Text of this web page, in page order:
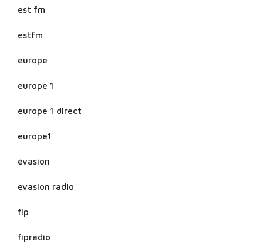
est fm
estfm
europe
europe 1
europe 1 direct
europe1
évasion
evasion radio
fip
fipradio